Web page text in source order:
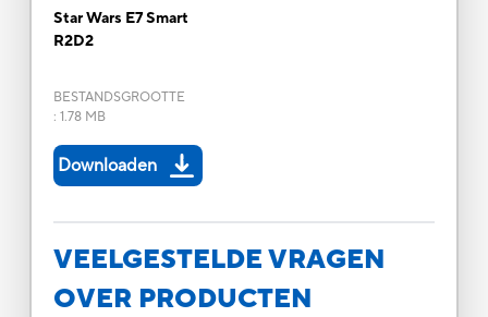
Star Wars E7 Smart
R2D2
BESTANDSGROOTTE
: 1.78 MB
Downloaden
VEELGESTELDE VRAGEN
OVER PRODUCTEN